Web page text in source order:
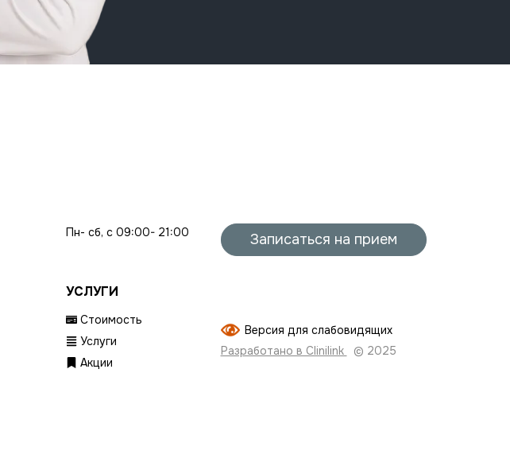
Пн- сб, с 09:00- 21:00
УСЛУГИ
Стоимость
Услуги
Акции
Записаться на прием
Версия для слабовидящих
Разработано в Clinilink
© 2025